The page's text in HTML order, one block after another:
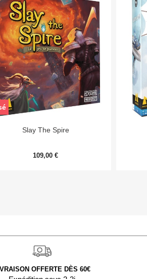
Aperçu rapide
Slay The Spire
109,00 €
OFFERTE DÈS 60€